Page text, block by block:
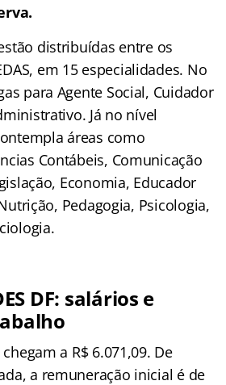
distribuídas entre os
em 15 especialidades. No
para Agente Social, Cuidador
Já no nível
áreas como
Contábeis, Comunicação
Economia, Educador
Pedagogia, Psicologia,
DF: salários e
a R$ 6.071,09. De
a remuneração inicial é de